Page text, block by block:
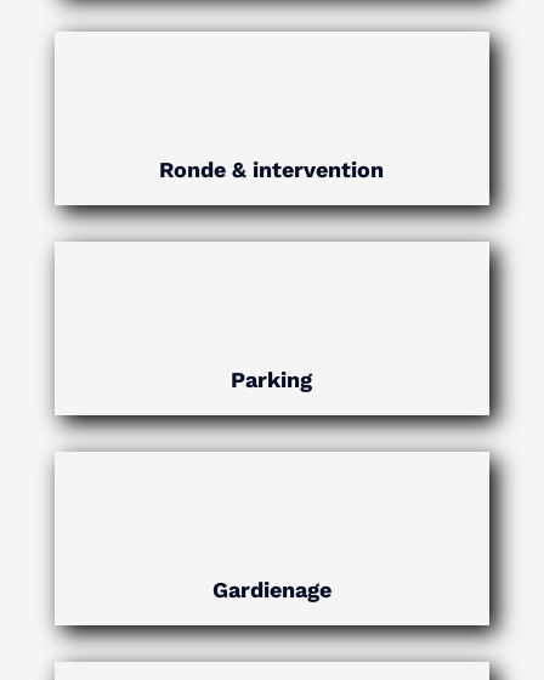
Ronde & intervention
Parking
Gardienage